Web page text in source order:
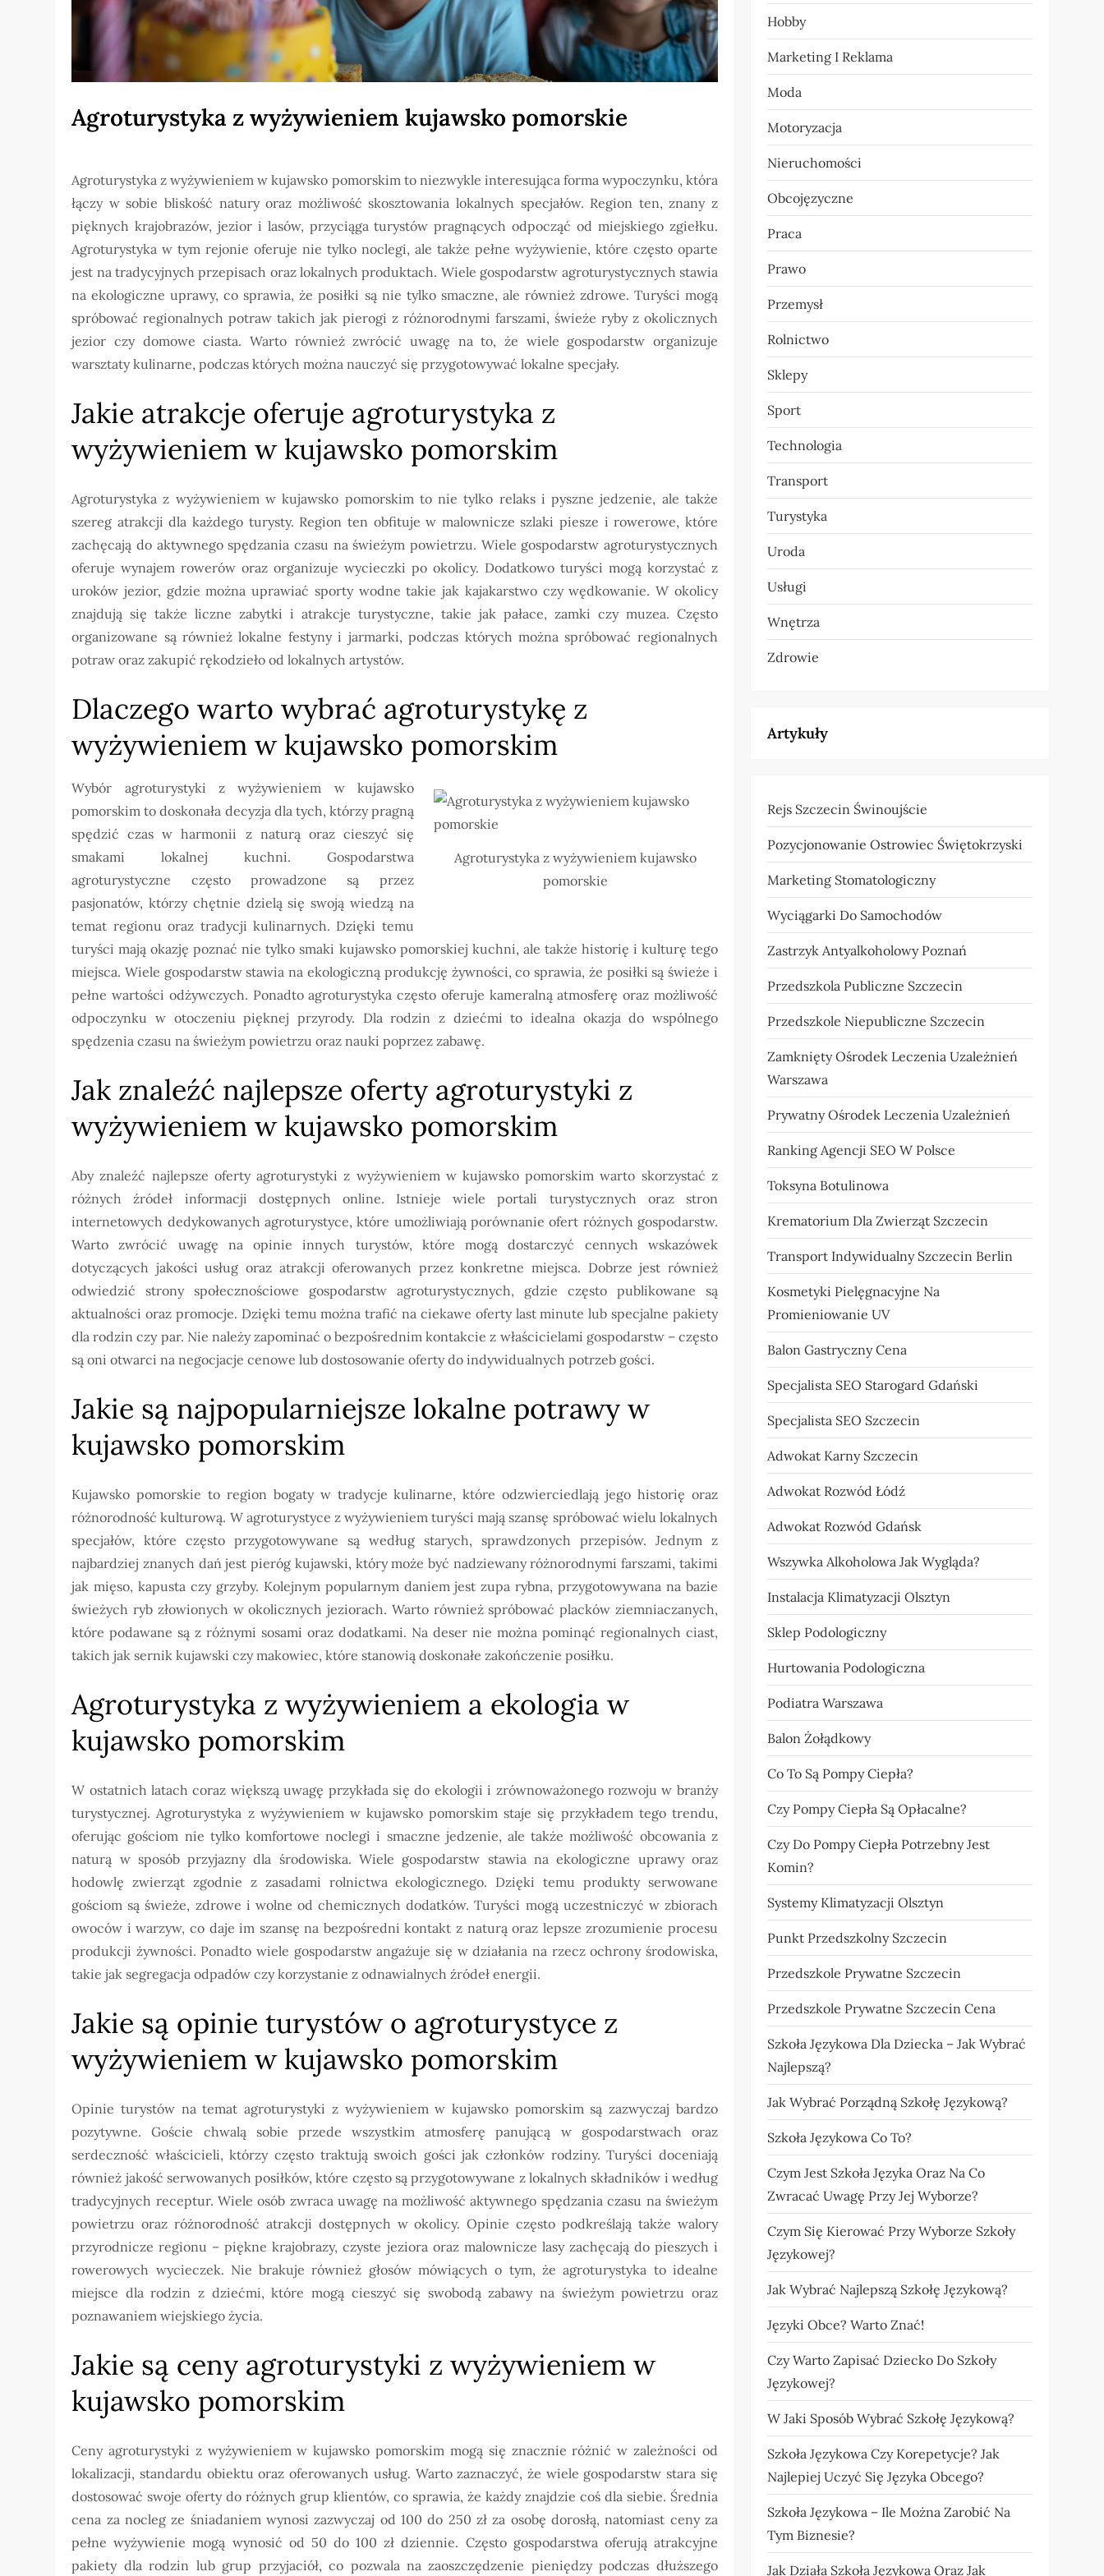
Agroturystyka z wyżywieniem kujawsko pomorskie
Agroturystyka z wyżywieniem w kujawsko pomorskim to niezwykle interesująca forma wypoczynku, która
łączy w sobie bliskość natury oraz możliwość skosztowania lokalnych specjałów. Region ten, znany z
pięknych krajobrazów, jezior i lasów, przyciąga turystów pragnących odpocząć od miejskiego zgiełku.
Agroturystyka w tym rejonie oferuje nie tylko noclegi, ale także pełne wyżywienie, które często oparte
jest na tradycyjnych przepisach oraz lokalnych produktach. Wiele gospodarstw agroturystycznych stawia
na ekologiczne uprawy, co sprawia, że posiłki są nie tylko smaczne, ale również zdrowe. Turyści mogą
spróbować regionalnych potraw takich jak pierogi z różnorodnymi farszami, świeże ryby z okolicznych
jezior czy domowe ciasta. Warto również zwrócić uwagę na to, że wiele gospodarstw organizuje
warsztaty kulinarne, podczas których można nauczyć się przygotowywać lokalne specjały.
Jakie atrakcje oferuje agroturystyka z
wyżywieniem w kujawsko pomorskim
Agroturystyka z wyżywieniem w kujawsko pomorskim to nie tylko relaks i pyszne jedzenie, ale także
szereg atrakcji dla każdego turysty. Region ten obfituje w malownicze szlaki piesze i rowerowe, które
zachęcają do aktywnego spędzania czasu na świeżym powietrzu. Wiele gospodarstw agroturystycznych
oferuje wynajem rowerów oraz organizuje wycieczki po okolicy. Dodatkowo turyści mogą korzystać z
uroków jezior, gdzie można uprawiać sporty wodne takie jak kajakarstwo czy wędkowanie. W okolicy
znajdują się także liczne zabytki i atrakcje turystyczne, takie jak pałace, zamki czy muzea. Często
organizowane są również lokalne festyny i jarmarki, podczas których można spróbować regionalnych
potraw oraz zakupić rękodzieło od lokalnych artystów.
Dlaczego warto wybrać agroturystykę z
wyżywieniem w kujawsko pomorskim
Agroturystyka z wyżywieniem kujawsko
pomorskie
Wybór agroturystyki z wyżywieniem w kujawsko
pomorskim to doskonała decyzja dla tych, którzy pragną
spędzić czas w harmonii z naturą oraz cieszyć się
smakami lokalnej kuchni. Gospodarstwa
agroturystyczne często prowadzone są przez
pasjonatów, którzy chętnie dzielą się swoją wiedzą na
temat regionu oraz tradycji kulinarnych. Dzięki temu
turyści mają okazję poznać nie tylko smaki kujawsko pomorskiej kuchni, ale także historię i kulturę tego
miejsca. Wiele gospodarstw stawia na ekologiczną produkcję żywności, co sprawia, że posiłki są świeże i
pełne wartości odżywczych. Ponadto agroturystyka często oferuje kameralną atmosferę oraz możliwość
odpoczynku w otoczeniu pięknej przyrody. Dla rodzin z dziećmi to idealna okazja do wspólnego
spędzenia czasu na świeżym powietrzu oraz nauki poprzez zabawę.
Jak znaleźć najlepsze oferty agroturystyki z
wyżywieniem w kujawsko pomorskim
Aby znaleźć najlepsze oferty agroturystyki z wyżywieniem w kujawsko pomorskim warto skorzystać z
różnych źródeł informacji dostępnych online. Istnieje wiele portali turystycznych oraz stron
internetowych dedykowanych agroturystyce, które umożliwiają porównanie ofert różnych gospodarstw.
Warto zwrócić uwagę na opinie innych turystów, które mogą dostarczyć cennych wskazówek
dotyczących jakości usług oraz atrakcji oferowanych przez konkretne miejsca. Dobrze jest również
odwiedzić strony społecznościowe gospodarstw agroturystycznych, gdzie często publikowane są
aktualności oraz promocje. Dzięki temu można trafić na ciekawe oferty last minute lub specjalne pakiety
dla rodzin czy par. Nie należy zapominać o bezpośrednim kontakcie z właścicielami gospodarstw – często
są oni otwarci na negocjacje cenowe lub dostosowanie oferty do indywidualnych potrzeb gości.
Jakie są najpopularniejsze lokalne potrawy w
kujawsko pomorskim
Kujawsko pomorskie to region bogaty w tradycje kulinarne, które odzwierciedlają jego historię oraz
różnorodność kulturową. W agroturystyce z wyżywieniem turyści mają szansę spróbować wielu lokalnych
specjałów, które często przygotowywane są według starych, sprawdzonych przepisów. Jednym z
najbardziej znanych dań jest pieróg kujawski, który może być nadziewany różnorodnymi farszami, takimi
jak mięso, kapusta czy grzyby. Kolejnym popularnym daniem jest zupa rybna, przygotowywana na bazie
świeżych ryb złowionych w okolicznych jeziorach. Warto również spróbować placków ziemniaczanych,
które podawane są z różnymi sosami oraz dodatkami. Na deser nie można pominąć regionalnych ciast,
takich jak sernik kujawski czy makowiec, które stanowią doskonałe zakończenie posiłku.
Agroturystyka z wyżywieniem a ekologia w
kujawsko pomorskim
W ostatnich latach coraz większą uwagę przykłada się do ekologii i zrównoważonego rozwoju w branży
turystycznej. Agroturystyka z wyżywieniem w kujawsko pomorskim staje się przykładem tego trendu,
oferując gościom nie tylko komfortowe noclegi i smaczne jedzenie, ale także możliwość obcowania z
naturą w sposób przyjazny dla środowiska. Wiele gospodarstw stawia na ekologiczne uprawy oraz
hodowlę zwierząt zgodnie z zasadami rolnictwa ekologicznego. Dzięki temu produkty serwowane
gościom są świeże, zdrowe i wolne od chemicznych dodatków. Turyści mogą uczestniczyć w zbiorach
owoców i warzyw, co daje im szansę na bezpośredni kontakt z naturą oraz lepsze zrozumienie procesu
produkcji żywności. Ponadto wiele gospodarstw angażuje się w działania na rzecz ochrony środowiska,
takie jak segregacja odpadów czy korzystanie z odnawialnych źródeł energii.
Jakie są opinie turystów o agroturystyce z
wyżywieniem w kujawsko pomorskim
Opinie turystów na temat agroturystyki z wyżywieniem w kujawsko pomorskim są zazwyczaj bardzo
pozytywne. Goście chwalą sobie przede wszystkim atmosferę panującą w gospodarstwach oraz
serdeczność właścicieli, którzy często traktują swoich gości jak członków rodziny. Turyści doceniają
również jakość serwowanych posiłków, które często są przygotowywane z lokalnych składników i według
tradycyjnych receptur. Wiele osób zwraca uwagę na możliwość aktywnego spędzania czasu na świeżym
powietrzu oraz różnorodność atrakcji dostępnych w okolicy. Opinie często podkreślają także walory
przyrodnicze regionu – piękne krajobrazy, czyste jeziora oraz malownicze lasy zachęcają do pieszych i
rowerowych wycieczek. Nie brakuje również głosów mówiących o tym, że agroturystyka to idealne
miejsce dla rodzin z dziećmi, które mogą cieszyć się swobodą zabawy na świeżym powietrzu oraz
poznawaniem wiejskiego życia.
Jakie są ceny agroturystyki z wyżywieniem w
kujawsko pomorskim
Ceny agroturystyki z wyżywieniem w kujawsko pomorskim mogą się znacznie różnić w zależności od
lokalizacji, standardu obiektu oraz oferowanych usług. Warto zaznaczyć, że wiele gospodarstw stara się
dostosować swoje oferty do różnych grup klientów, co sprawia, że każdy znajdzie coś dla siebie. Średnia
cena za nocleg ze śniadaniem wynosi zazwyczaj od 100 do 250 zł za osobę dorosłą, natomiast ceny za
pełne wyżywienie mogą wynosić od 50 do 100 zł dziennie. Często gospodarstwa oferują atrakcyjne
pakiety dla rodzin lub grup przyjaciół, co pozwala na zaoszczędzenie pieniędzy podczas dłuższego
Hobby
Marketing I Reklama
Moda
Motoryzacja
Nieruchomości
Obcojęzyczne
Praca
Prawo
Przemysł
Rolnictwo
Sklepy
Sport
Technologia
Transport
Turystyka
Uroda
Usługi
Wnętrza
Zdrowie
Artykuły
Rejs Szczecin Świnoujście
Pozycjonowanie Ostrowiec Świętokrzyski
Marketing Stomatologiczny
Wyciągarki Do Samochodów
Zastrzyk Antyalkoholowy Poznań
Przedszkola Publiczne Szczecin
Przedszkole Niepubliczne Szczecin
Zamknięty Ośrodek Leczenia Uzależnień
Warszawa
Prywatny Ośrodek Leczenia Uzależnień
Ranking Agencji SEO W Polsce
Toksyna Botulinowa
Krematorium Dla Zwierząt Szczecin
Transport Indywidualny Szczecin Berlin
Kosmetyki Pielęgnacyjne Na
Promieniowanie UV
Balon Gastryczny Cena
Specjalista SEO Starogard Gdański
Specjalista SEO Szczecin
Adwokat Karny Szczecin
Adwokat Rozwód Łódź
Adwokat Rozwód Gdańsk
Wszywka Alkoholowa Jak Wygląda?
Instalacja Klimatyzacji Olsztyn
Sklep Podologiczny
Hurtowania Podologiczna
Podiatra Warszawa
Balon Żołądkowy
Co To Są Pompy Ciepła?
Czy Pompy Ciepła Są Opłacalne?
Czy Do Pompy Ciepła Potrzebny Jest
Komin?
Systemy Klimatyzacji Olsztyn
Punkt Przedszkolny Szczecin
Przedszkole Prywatne Szczecin
Przedszkole Prywatne Szczecin Cena
Szkoła Językowa Dla Dziecka – Jak Wybrać
Najlepszą?
Jak Wybrać Porządną Szkołę Językową?
Szkoła Językowa Co To?
Czym Jest Szkoła Języka Oraz Na Co
Zwracać Uwagę Przy Jej Wyborze?
Czym Się Kierować Przy Wyborze Szkoły
Językowej?
Jak Wybrać Najlepszą Szkołę Językową?
Języki Obce? Warto Znać!
Czy Warto Zapisać Dziecko Do Szkoły
Językowej?
W Jaki Sposób Wybrać Szkołę Językową?
Szkoła Językowa Czy Korepetycje? Jak
Najlepiej Uczyć Się Języka Obcego?
Szkoła Językowa – Ile Można Zarobić Na
Tym Biznesie?
Jak Działa Szkoła Językowa Oraz Jak